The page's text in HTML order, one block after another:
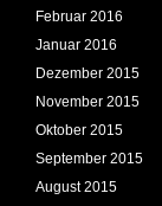
Februar 2016
Januar 2016
Dezember 2015
November 2015
Oktober 2015
September 2015
August 2015